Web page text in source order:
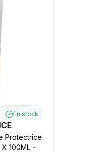
En stock
Protectrice
100ML -